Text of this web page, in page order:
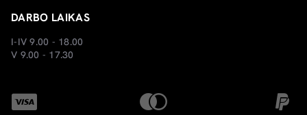
DARBO LAIKAS
I-IV 9.00 - 18.00
V 9.00 - 17.30